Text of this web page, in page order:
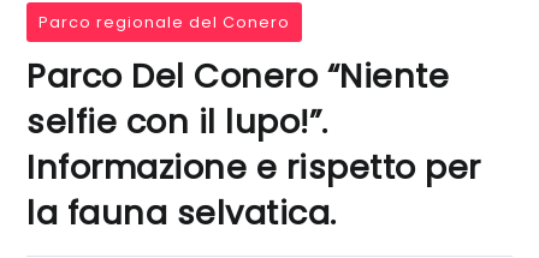
Parco regionale del Conero
Parco Del Conero “Niente
selfie con il lupo!”.
Informazione e rispetto per
la fauna selvatica.